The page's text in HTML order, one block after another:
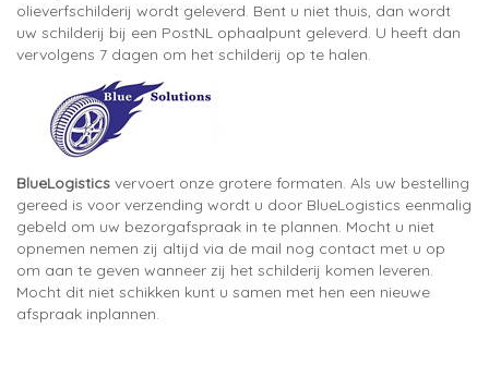
olieverfschilderij wordt geleverd. Bent u niet thuis, dan wordt
uw schilderij bij een PostNL ophaalpunt geleverd. U heeft dan
vervolgens 7 dagen om het schilderij op te halen.
BlueLogistics vervoert onze grotere formaten. Als uw bestelling
gereed is voor verzending wordt u door BlueLogistics eenmalig
gebeld om uw bezorgafspraak in te plannen. Mocht u niet
opnemen nemen zij altijd via de mail nog contact met u op
om aan te geven wanneer zij het schilderij komen leveren.
Mocht dit niet schikken kunt u samen met hen een nieuwe
afspraak inplannen.